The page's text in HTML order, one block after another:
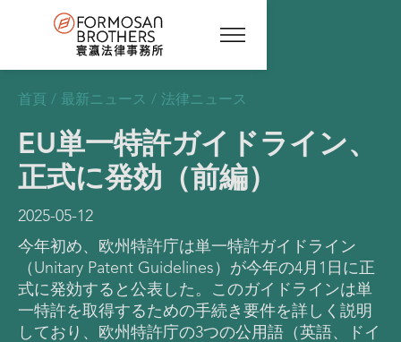
首頁 / 最新ニュース / 法律ニュース
EU単一特許ガイドライン、
正式に発効（前編）
2025-05-12
今年初め、欧州特許庁は単一特許ガイドライン
（Unitary Patent Guidelines）が今年の4月1日に正
式に発効すると公表した。このガイドラインは単
一特許を取得するための手続き要件を詳しく説明
しており、欧州特許庁の3つの公用語（英語、ドイ